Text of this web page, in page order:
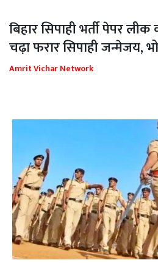
बिहार सिपाही भर्ती पेपर
चढ़ा फरार सिपाही जन्मेजय,
Amrit Vichar Network